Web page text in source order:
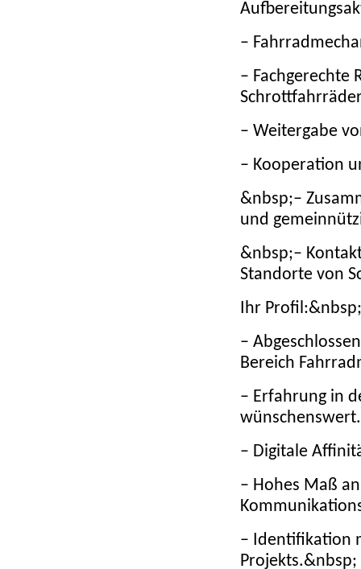
–
– Fachgerechte
– Weitergabe
– Kooperation
&nbsp;–
und
&nbsp;–
Standorte von
Ihr Profil:&nbsp;
–
Bereich
– Erfahrung in
– Digitale
– Hohes Maß
– Identifikation
Projekts.&nbsp;